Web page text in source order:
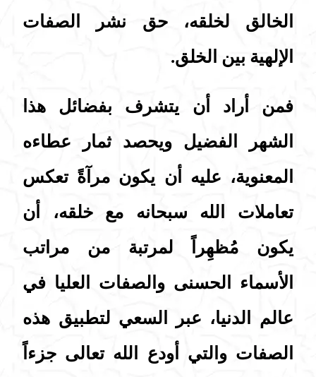
الخالق لخلقه، حق نشر الصفات
الإلهية بين الخلق.
فمن أراد أن يتشرف بفضائل هذا
الشهر الفضيل ويحصد ثمار عطاءه
المعنوية، عليه أن يكون مرآةً تعكس
تعاملات الله سبحانه مع خلقه، أن
يكون مُظهِراً لمرتبة من مراتب
الأسماء الحسنى والصفات العليا في
عالم الدنيا، عبر السعي لتطبيق هذه
الصفات والتي أودع الله تعالى جزءاً